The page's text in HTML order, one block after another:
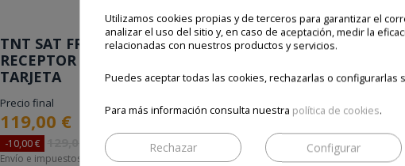
TNT SAT FRANCIA:
RECEPTOR +
TARJETA
Precio final
119,00 €
-10,00 €
Envío e impuestos incluidos
ABONO BIS
12 MESES
Precio final
149,00 €
Envío e impuestos incluidos
Precio final
199,00 €
Envío e
Utilizamos cookies propias y de terceros para garantizar el
analizar el uso del sitio y, en caso de aceptación, medir la
relacionadas con nuestros productos y servicios.
Puedes aceptar todas las cookies, rechazarlas o configurarlas
Para más información consulta nuestra política de cookies.
Rechazar Configurar